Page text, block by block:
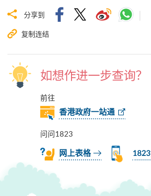
分享到
复制连结
如想作进一步查询？
前往
香港政府一站通
问问1823
网上表格